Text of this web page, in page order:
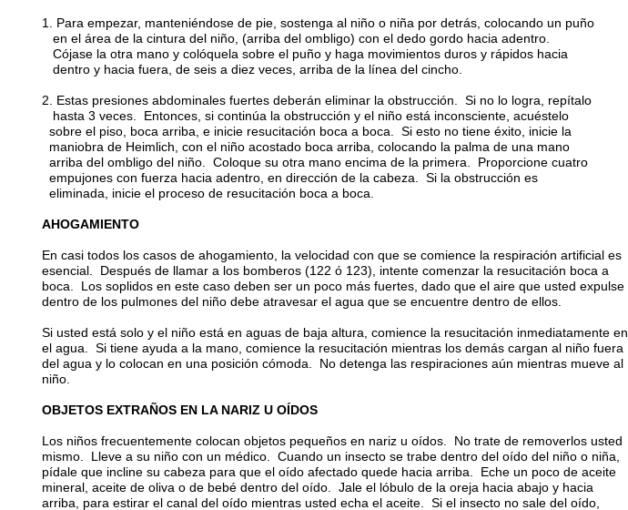
1. Para empezar, manteniéndose de pie, sostenga al niño o niña por detrás, colocando un puño
en el área de la cintura del niño, (arriba del ombligo) con el dedo gordo hacia adentro.
Cójase la otra mano y colóquela sobre el puño y haga movimientos duros y rápidos hacia
dentro y hacia fuera, de seis a diez veces, arriba de la línea del cincho.
2. Estas presiones abdominales fuertes deberán eliminar la obstrucción. Si no lo logra, repítalo
hasta 3 veces. Entonces, si continúa la obstrucción y el niño está inconsciente, acuéstelo
sobre el piso, boca arriba, e inicie resucitación boca a boca. Si esto no tiene éxito, inicie la
maniobra de Heimlich, con el niño acostado boca arriba, colocando la palma de una mano
arriba del ombligo del niño. Coloque su otra mano encima de la primera. Proporcione cuatro
empujones con fuerza hacia adentro, en dirección de la cabeza. Si la obstrucción es
eliminada, inicie el proceso de resucitación boca a boca.
AHOGAMIENTO
En casi todos los casos de ahogamiento, la velocidad con que se comience la respiración artificial es
esencial. Después de llamar a los bomberos (122 ó 123), intente comenzar la resucitación boca a
boca. Los soplidos en este caso deben ser un poco más fuertes, dado que el aire que usted expulse
dentro de los pulmones del niño debe atravesar el agua que se encuentre dentro de ellos.
Si usted está solo y el niño está en aguas de baja altura, comience la resucitación inmediatamente en
el agua. Si tiene ayuda a la mano, comience la resucitación mientras los demás cargan al niño fuera
del agua y lo colocan en una posición cómoda. No detenga las respiraciones aún mientras mueve al
niño.
OBJETOS EXTRAÑOS EN LA NARIZ U OÍDOS
Los niños frecuentemente colocan objetos pequeños en nariz u oídos. No trate de removerlos usted
mismo. Lleve a su niño con un médico. Cuando un insecto se trabe dentro del oído del niño o niña,
pídale que incline su cabeza para que el oído afectado quede hacia arriba. Eche un poco de aceite
mineral, aceite de oliva o de bebé dentro del oído. Jale el lóbulo de la oreja hacia abajo y hacia
arriba, para estirar el canal del oído mientras usted echa el aceite. Si el insecto no sale del oído,